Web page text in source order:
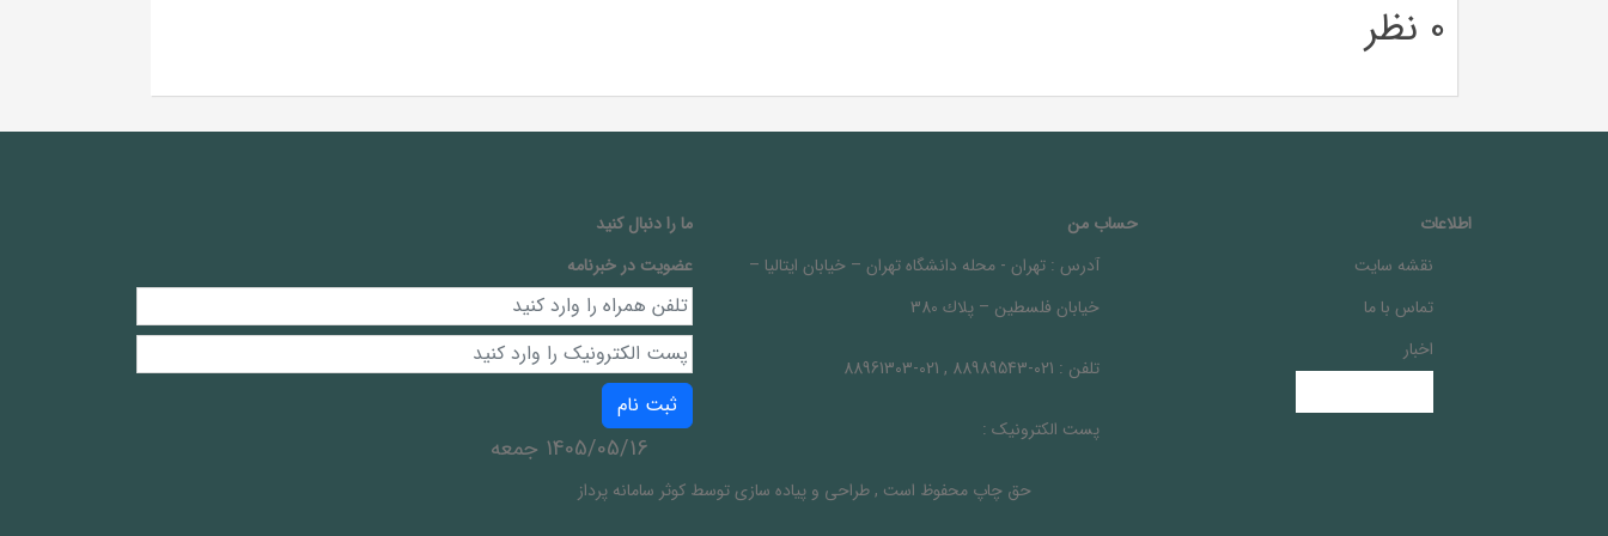
0 نظر
اطلاعات
نقشه سایت
تماس با ما
اخبار
حساب من
آدرس : تهران - محله دانشگاه تهران – خيابان ايتاليا –
خيابان فلسطين – پلاك 380
تلفن : 021-88989543 , 021-88961303
پست الکترونیک :
ما را دنبال کنيد
عضویت در خبرنامه
ثبت نام
1405/05/16 جمعه
حق چاپ محفوظ است ,طراحی و پیاده سازی توسطکوثر سامانه پرداز